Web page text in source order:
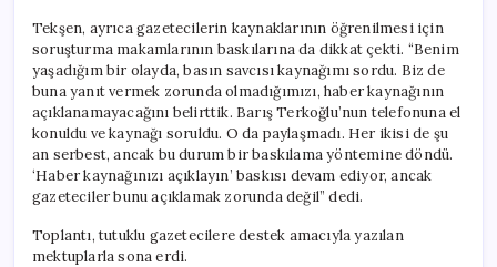
Tekşen, ayrıca gazetecilerin kaynaklarının öğrenilmesi için
soruşturma makamlarının baskılarına da dikkat çekti. “Benim
yaşadığım bir olayda, basın savcısı kaynağımı sordu. Biz de
buna yanıt vermek zorunda olmadığımızı, haber kaynağının
açıklanamayacağını belirttik. Barış Terkoğlu’nun telefonuna el
konuldu ve kaynağı soruldu. O da paylaşmadı. Her ikisi de şu
an serbest, ancak bu durum bir baskılama yöntemine döndü.
‘Haber kaynağınızı açıklayın’ baskısı devam ediyor, ancak
gazeteciler bunu açıklamak zorunda değil” dedi.
Toplantı, tutuklu gazetecilere destek amacıyla yazılan
mektuplarla sona erdi.